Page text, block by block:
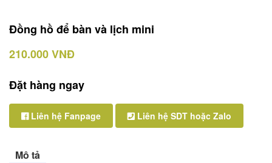
Đồng hồ để bàn và lịch mini
210.000 VNĐ
Đặt hàng ngay
Liên hệ Fanpage Liên hệ SDT hoặc Zalo
Mô tả